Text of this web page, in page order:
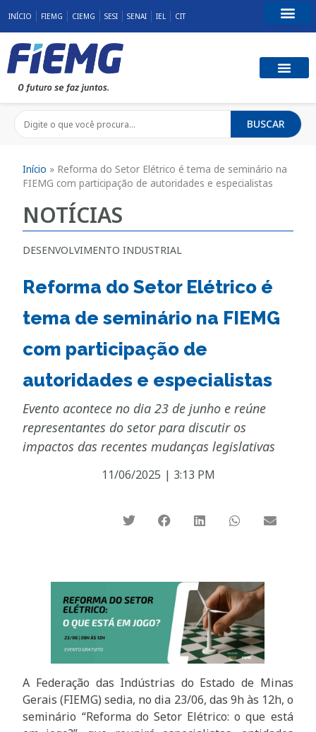
INÍCIO FIEMG CIEMG SESI SENAI IEL CIT
BUSCAR
Início » Reforma do Setor Elétrico é tema de seminário na
FIEMG com participação de autoridades e especialistas
NOTÍCIAS
DESENVOLVIMENTO INDUSTRIAL
Reforma do Setor Elétrico é
tema de seminário na FIEMG
com participação de
autoridades e especialistas
Evento acontece no dia 23 de junho e reúne
representantes do setor para discutir os
impactos das recentes mudanças legislativas
11/06/2025 | 3:13 PM
A Federação das Indústrias do Estado de Minas
Gerais (FIEMG) sedia, no dia 23/06, das 9h às 12h, o
seminário “Reforma do Setor Elétrico: o que está